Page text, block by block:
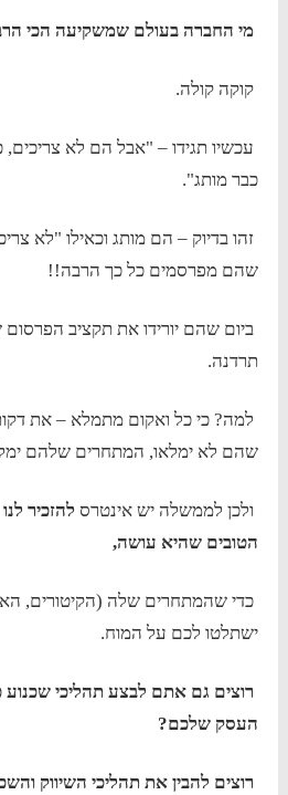
מי החברה בעולם שמשקיעה הכי
קוקה קולה.
עכשיו תגידו – "אבל הם לא
כבר מותג".
זהו בדיוק – הם מותג וכאילו "לא
שהם מפרסמים כל כך הרבה!!
ביום שהם יורידו את תקציב
תרדנה.
למה? כי כל ואקום מתמלא – את
שהם לא ימלאו, המתחרים שלהם
ולכן לממשלה יש אינטרס להזכיר
הטובים שהיא עושה,
כדי שהמתחרים שלה (הקיטורים,
ישתלטו לכם על המוח.
רוצים גם אתם לבצע תהליכי שכנוע
העסק שלכם?
רוצים להבין את תהליכי השיווק